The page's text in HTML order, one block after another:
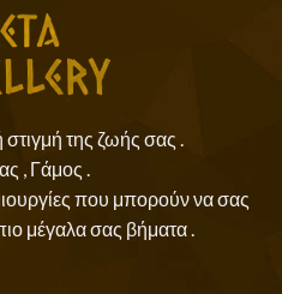
της ζωής σας .
, Γάμος .
που μπορούν να σας
μέγαλα σας βήματα .